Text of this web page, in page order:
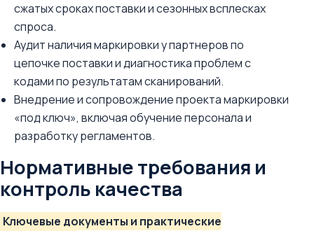
сжатых сроках поставки и сезонных всплесках
спроса.
Аудит наличия маркировки у партнеров по
цепочке поставки и диагностика проблем с
кодами по результатам сканирований.
Внедрение и сопровождение проекта маркировки
«под ключ», включая обучение персонала и
разработку регламентов.
Нормативные требования и
контроль качества
Ключевые документы и практические